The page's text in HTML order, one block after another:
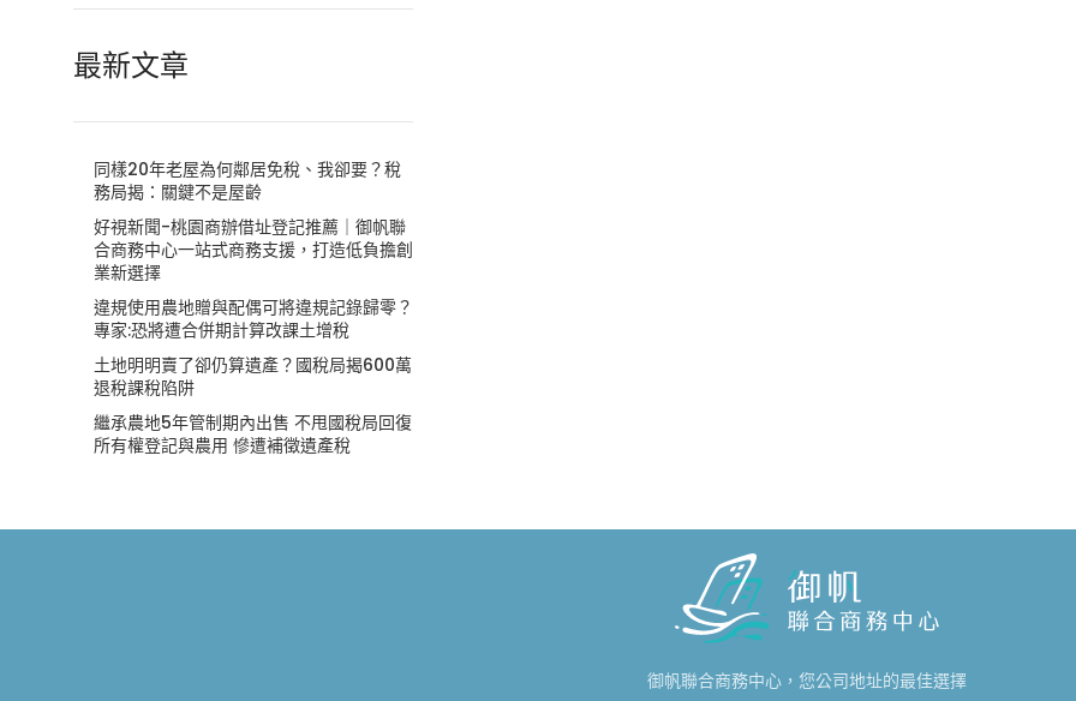
最新文章
同樣20年老屋為何鄰居免稅、我卻要？稅
務局揭：關鍵不是屋齡
好視新聞-桃園商辦借址登記推薦｜御帆聯
合商務中心一站式商務支援，打造低負擔創
業新選擇
違規使用農地贈與配偶可將違規記錄歸零？
專家:恐將遭合併期計算改課土增稅
土地明明賣了卻仍算遺產？國稅局揭600萬
退稅課稅陷阱
繼承農地5年管制期內出售 不甩國稅局回復
所有權登記與農用 慘遭補徵遺產稅
御帆聯合商務中心，您公司地址的最佳選擇